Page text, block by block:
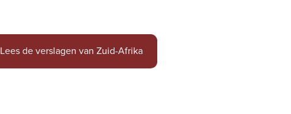
Lees de verslagen van Zuid-Afrika